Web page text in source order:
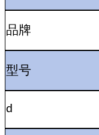
品牌
型号
d